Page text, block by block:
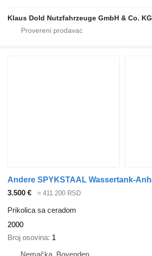
Klaus Dold Nutzfahrzeuge GmbH & Co. KG
3.500 € ≈ 411.200 RSD
Prikolica sa ceradom
2000
Broj osovina 1